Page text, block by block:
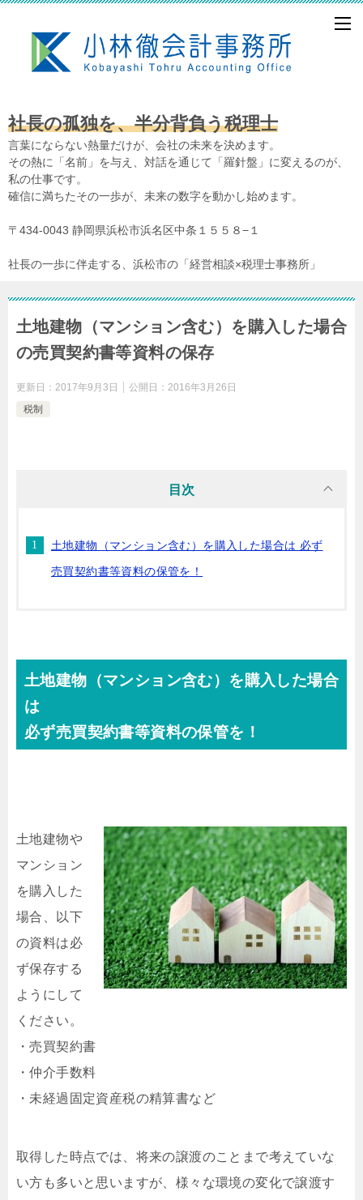
社長の孤独を、半分背負う税理士
言葉にならない熱量だけが、会社の未来を決めます。
その熱に「名前」を与え、対話を通じて「羅針盤」に変えるのが、
私の仕事です。
確信に満ちたその一歩が、未来の数字を動かし始めます。
〒434-0043 静岡県浜松市浜名区中条１５５８−１
社長の一歩に伴走する、浜松市の「経営相談×税理士事務所」
土地建物（マンション含む）を購入した場合
の売買契約書等資料の保存
更新日： 2017年9月3日 公開日： 2016年3月26日
税制
目次
土地建物（マンション含む）を購入した場合は 必ず
売買契約書等資料の保管を！
土地建物（マンション含む）を購入した場合
は
必ず売買契約書等資料の保管を！
土地建物や
マンション
を購入した
場合、以下
の資料は必
ず保存する
ようにして
ください。
・売買契約書
・仲介手数料
・未経過固定資産税の精算書など
取得した時点では、将来の譲渡のことまで考えていな
い方も多いと思いますが、様々な環境の変化で譲渡す